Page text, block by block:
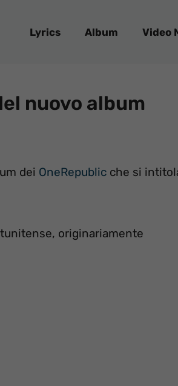
Lyrics Album Video
nuovo album
dei OneRepublic che si
originariamente